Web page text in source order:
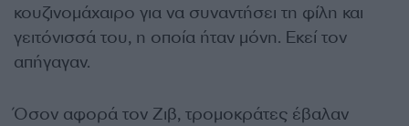
κουζινομάχαιρο για να συναντήσει τη φίλη και
γειτόνισσά του, η οποία ήταν μόνη. Εκεί τον
απήγαγαν.
Όσον αφορά τον Ζιβ, τρομοκράτες έβαλαν